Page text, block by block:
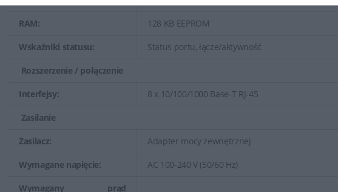
RAM: 128 KB EEPROM
Wskaźniki statusu: Status portu, łącze/aktywność
Rozszerzenie / połączenie
Interfejsy: 8 x 10/100/1000 Base-T RJ-45
Zasilanie
Zasilacz: Adapter mocy zewnętrznej
Wymagane napięcie: AC 100-240 V (50/60 Hz)
Wymagany prąd